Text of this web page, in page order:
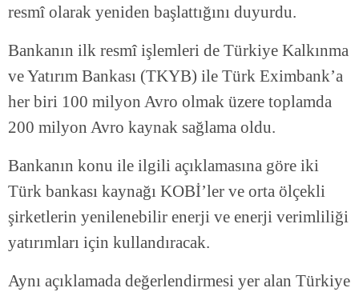
resmî olarak yeniden başlattığını duyurdu.
Bankanın ilk resmî işlemleri de Türkiye Kalkınma
ve Yatırım Bankası (TKYB) ile Türk Eximbank’a
her biri 100 milyon Avro olmak üzere toplamda
200 milyon Avro kaynak sağlama oldu.
Bankanın konu ile ilgili açıklamasına göre iki
Türk bankası kaynağı KOBİ’ler ve orta ölçekli
şirketlerin yenilenebilir enerji ve enerji verimliliği
yatırımları için kullandıracak.
Aynı açıklamada değerlendirmesi yer alan Türkiye